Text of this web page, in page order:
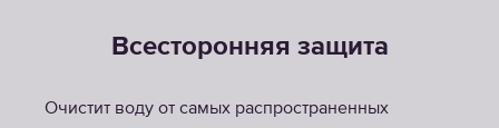
Всесторонняя защита
Очистит воду от самых распространенных